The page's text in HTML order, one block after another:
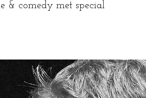
& comedy met special